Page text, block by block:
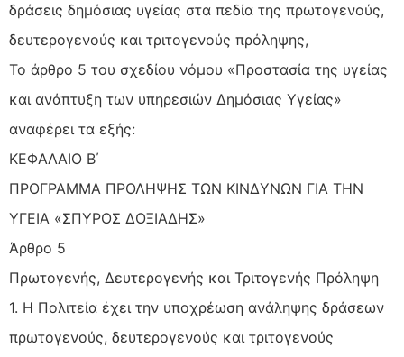
δράσεις δημόσιας υγείας στα πεδία της πρωτογενούς,
δευτερογενούς και τριτογενούς πρόληψης,
Το άρθρο 5 του σχεδίου νόμου «Προστασία της υγείας
και ανάπτυξη των υπηρεσιών Δημόσιας Υγείας»
αναφέρει τα εξής:
ΚΕΦΑΛΑΙΟ Β΄
ΠΡΟΓΡΑΜΜΑ ΠΡΟΛΗΨΗΣ ΤΩΝ ΚΙΝΔΥΝΩΝ ΓΙΑ ΤΗΝ
ΥΓΕΙΑ «ΣΠΥΡΟΣ ΔΟΞΙΑΔΗΣ»
Άρθρο 5
Πρωτογενής, Δευτερογενής και Τριτογενής Πρόληψη
1. Η Πολιτεία έχει την υποχρέωση ανάληψης δράσεων
πρωτογενούς, δευτερογενούς και τριτογενούς